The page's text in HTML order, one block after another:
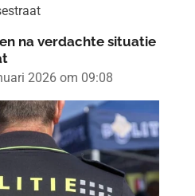
na verdachte situatie
2026 om 09:08